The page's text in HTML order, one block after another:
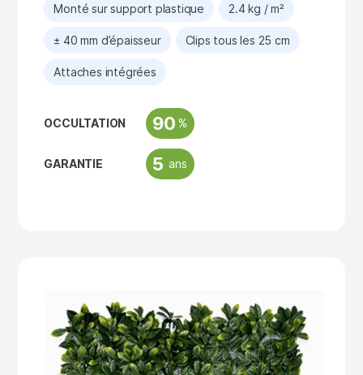
Monté sur support plastique 2.4 kg / m²
± 40 mm d’épaisseur Clips tous les 25 cm
Attaches intégrées
OCCULTATION 90 %
GARANTIE 5 ans